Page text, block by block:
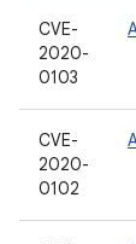
CVE-
2020-
0103
CVE-
2020-
0102